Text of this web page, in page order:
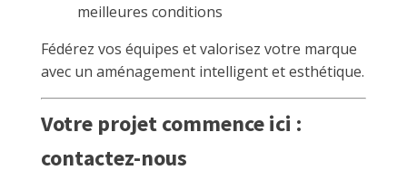
meilleures conditions
Fédérez vos équipes et valorisez votre marque
avec un aménagement intelligent et esthétique.
Votre projet commence ici :
contactez-nous